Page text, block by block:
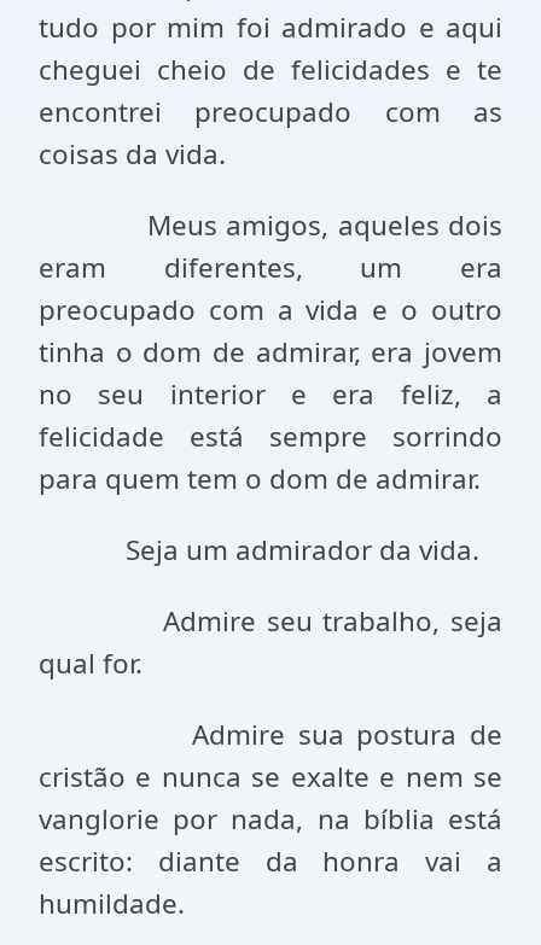
tudo por mim foi admirado e aqui
cheguei cheio de felicidades e te
encontrei preocupado com as
coisas da vida.
Meus amigos, aqueles dois
eram diferentes, um era
preocupado com a vida e o outro
tinha o dom de admirar, era jovem
no seu interior e era feliz, a
felicidade está sempre sorrindo
para quem tem o dom de admirar.
Seja um admirador da vida.
Admire seu trabalho, seja
qual for.
Admire sua postura de
cristão e nunca se exalte e nem se
vanglorie por nada, na bíblia está
escrito: diante da honra vai a
humildade.